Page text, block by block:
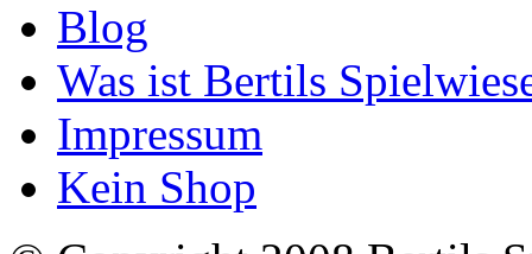
Blog
Was ist Bertils
Impressum
Kein Shop